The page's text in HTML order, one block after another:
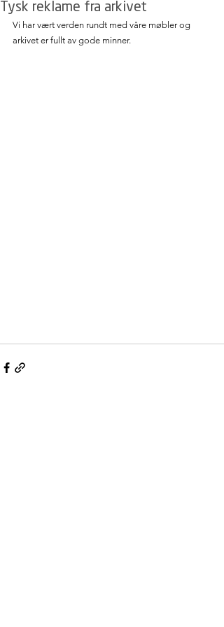
Tysk reklame fra arkivet
Vi har vært verden rundt med våre møbler og
arkivet er fullt av gode minner.